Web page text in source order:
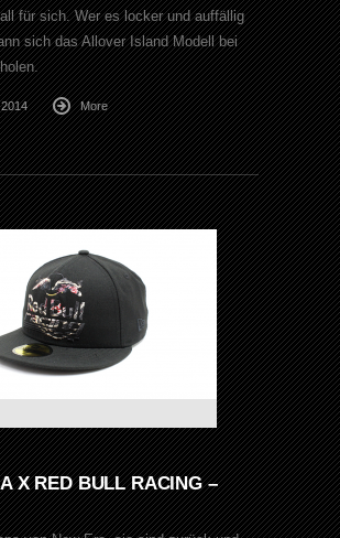
für sich. Wer es locker und auffällig
sich das Allover Island Modell bei
More
X RED BULL RACING –